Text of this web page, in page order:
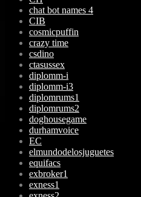
chat bot names 4
CIB
cosmicpuffin
crazy time
csdino
ctasussex
diplomm-i
diplomm-i3
diplomrums1
diplomrums2
doghousegame
durhamvoice
EC
elmundodelosjuguetes
equifacs
exbroker1
exness1